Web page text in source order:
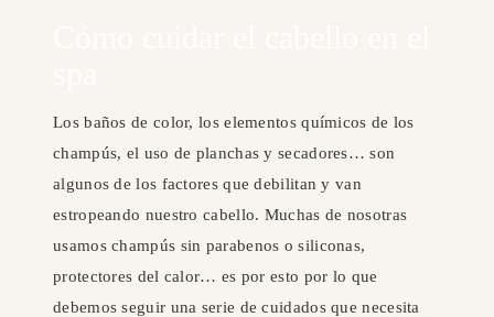
Los baños de color, los elementos químicos de los
champús, el uso de planchas y secadores… son
algunos de los factores que debilitan y van
estropeando nuestro cabello. Muchas de nosotras
usamos champús sin parabenos o siliconas,
protectores del calor… es por esto por lo que
debemos seguir una serie de cuidados que necesita